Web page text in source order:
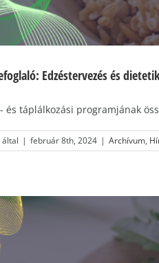
Edzéstervezés és
és táplálkozási programjának
által | február 8th, 2024 | Archívum,